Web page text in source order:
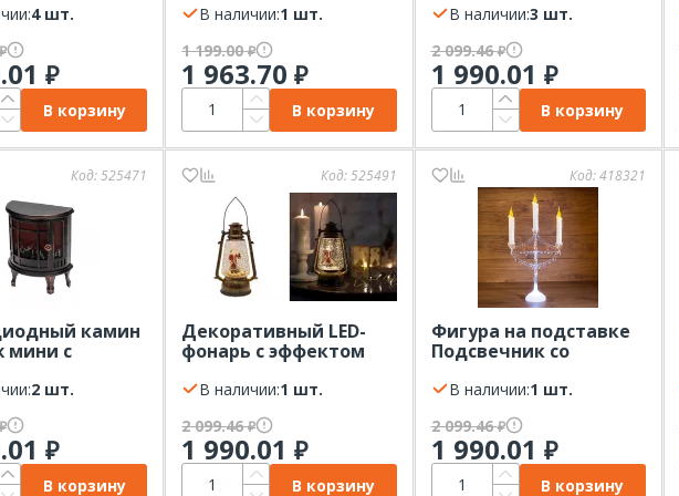
USB NEON-
4 шт.
₽
₽
В корзину
TDMВ наличии:
1 шт.
1 199.00₽
1 963.70₽
В корзину
NEON-NIGHT
В наличии:
3 шт.
2 099.46₽
1 990.01 ₽
В корзину
Код:525471
камин
мини с
с
NEON-
2 шт.
₽
₽
В корзину
Код:525491
Декоративный LED-
фонарь с эффектом
подсветкой Санта-
Клаус USB теплое
белое свечение NEON-
NIGHT
В наличии:
1 шт.
2 099.46₽
1 990.01₽
В корзину
Код:418321
Фигура на подставке
Подсвечник со
NIGHT
В наличии:
1 шт.
2 099.46₽
1 990.01 ₽
В корзину